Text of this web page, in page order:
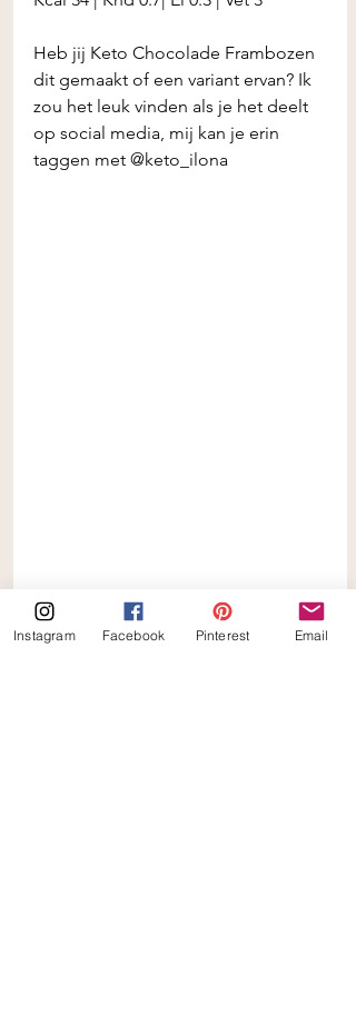
Heb jij Keto Chocolade Frambozen
dit gemaakt of een variant ervan? Ik
zou het leuk vinden als je het deelt
op social media, mij kan je erin
taggen met @keto_ilona
Keto Chocolade Frambozen
Instagram Facebook Pinterest Email